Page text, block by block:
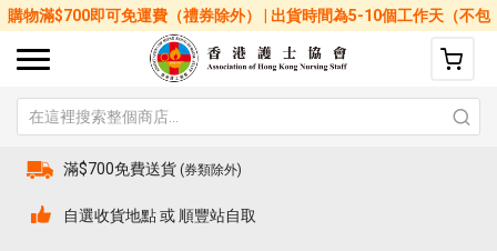
購物滿$700即可免運費（禮券除外） | 出貨時間為5-10個工作天（不包
括星期六、日及公眾假期）
滿$700免費送貨 (券類除外)
自選收貨地點 或 順豐站自取